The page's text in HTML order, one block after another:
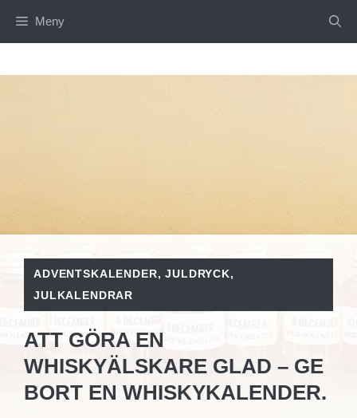
Meny
ADVENTSKALENDER,JULDRYCK,
JULKALENDRAR
ATT GÖRA EN
WHISKYÄLSKARE GLAD – GE
BORT EN WHISKYKALENDER.